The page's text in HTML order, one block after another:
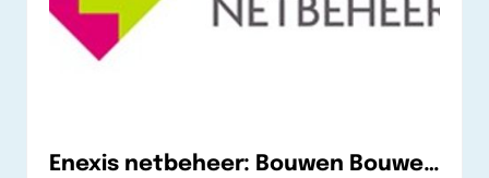
Enexis netbeheer: Bouwen Bouwen Bouwen.